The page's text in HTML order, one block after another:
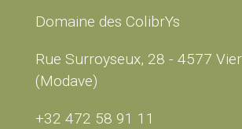
Domaine des ColibrYs
Rue Surroyseux, 28 - 4577
(Modave)
+32 472 58 91 11